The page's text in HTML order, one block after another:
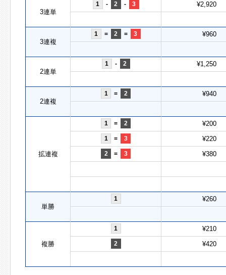
3連単
1 - 2 - 3 ¥2,920
3連複
1 = 2 = 3 ¥960
2連単
1 - 2 ¥1,250
2連複
1 = 2 ¥940
拡連複
1 = 2 ¥200
1 = 3 ¥220
2 = 3 ¥380
単勝
1 ¥260
複勝
1 ¥210
2 ¥420